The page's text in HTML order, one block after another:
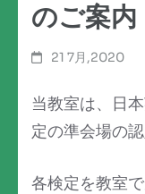
のご案内
21 7月,2020
当教室は、日
定の準会場の
各検定を教室